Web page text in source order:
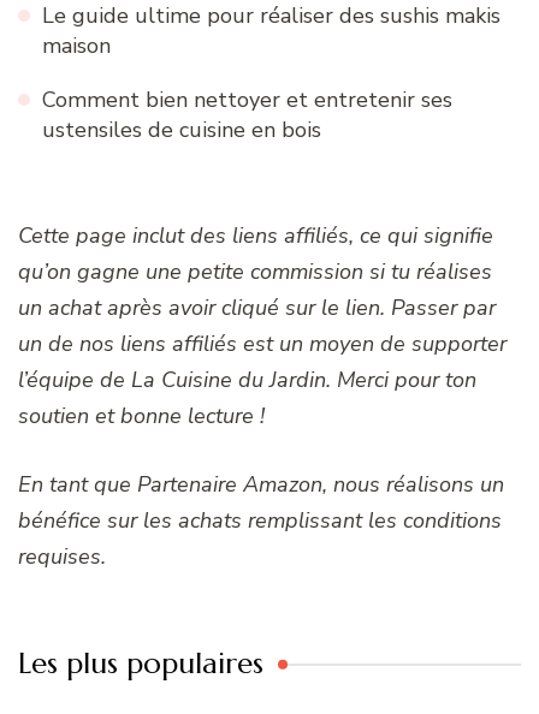
Le guide ultime pour réaliser des sushis makis
maison
Comment bien nettoyer et entretenir ses
ustensiles de cuisine en bois
Cette page inclut des liens affiliés, ce qui signifie
qu’on gagne une petite commission si tu réalises
un achat après avoir cliqué sur le lien. Passer par
un de nos liens affiliés est un moyen de supporter
l’équipe de La Cuisine du Jardin. Merci pour ton
soutien et bonne lecture !
En tant que Partenaire Amazon, nous réalisons un
bénéfice sur les achats remplissant les conditions
requises.
Les plus populaires